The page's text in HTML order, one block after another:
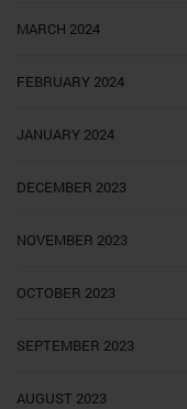
MARCH 2024
FEBRUARY 2024
JANUARY 2024
DECEMBER 2023
NOVEMBER 2023
OCTOBER 2023
SEPTEMBER 2023
AUGUST 2023